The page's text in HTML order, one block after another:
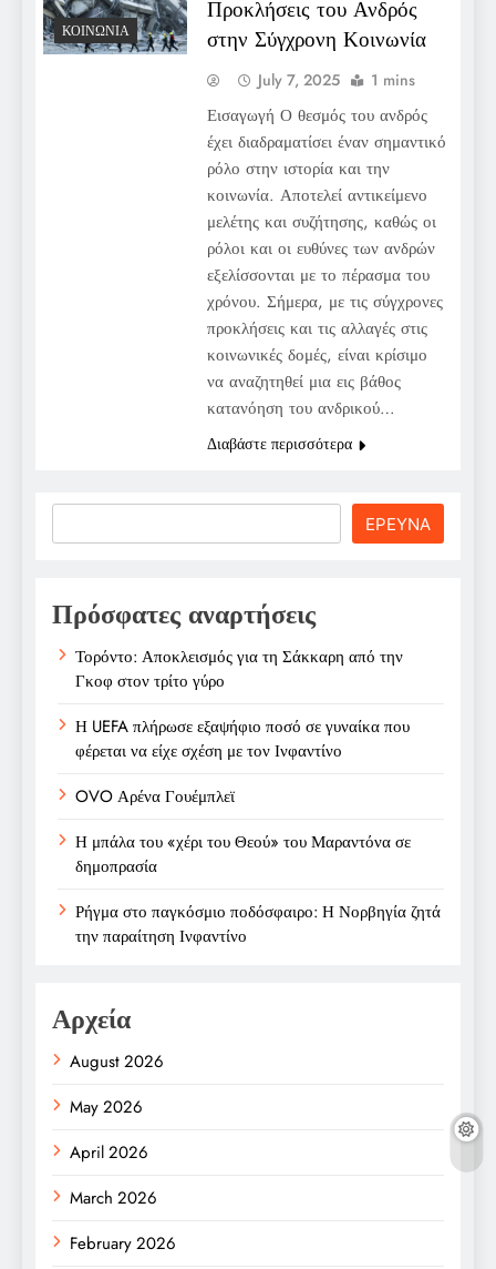
ΚΟΙΝΩΝΊΑ
Προκλήσεις του Ανδρός
στην Σύγχρονη Κοινωνία
July 7, 2025 1 mins
Εισαγωγή Ο θεσμός του ανδρός
έχει διαδραματίσει έναν σημαντικό
ρόλο στην ιστορία και την
κοινωνία. Αποτελεί αντικείμενο
μελέτης και συζήτησης, καθώς οι
ρόλοι και οι ευθύνες των ανδρών
εξελίσσονται με το πέρασμα του
χρόνου. Σήμερα, με τις σύγχρονες
προκλήσεις και τις αλλαγές στις
κοινωνικές δομές, είναι κρίσιμο
να αναζητηθεί μια εις βάθος
κατανόηση του ανδρικού…
Διαβάστε περισσότερα
ΕΡΕΥΝΑ
Πρόσφατες αναρτήσεις
Τορόντο: Αποκλεισμός για τη Σάκκαρη από την
Γκοφ στον τρίτο γύρο
Η UEFA πλήρωσε εξαψήφιο ποσό σε γυναίκα που
φέρεται να είχε σχέση με τον Ινφαντίνο
OVO Αρένα Γουέμπλεϊ
Η μπάλα του «χέρι του Θεού» του Μαραντόνα σε
δημοπρασία
Ρήγμα στο παγκόσμιο ποδόσφαιρο: Η Νορβηγία ζητά
την παραίτηση Ινφαντίνο
Αρχεία
August 2026
May 2026
April 2026
March 2026
February 2026